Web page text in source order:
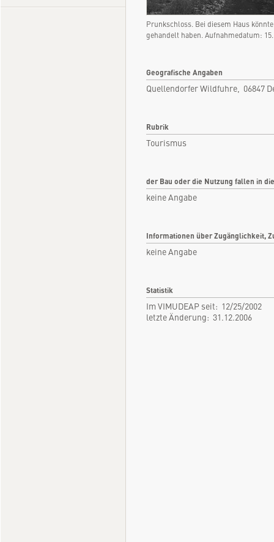
Prunkschloss. Bei diesem Haus
gehandelt haben. Aufnahmedatum:
Geografische Angaben
Quellendorfer Wildfuhre, 06847
Rubrik
Tourismus
der Bau oder die Nutzung fallen in
keine Angabe
Informationen über Zugänglichkeit,
keine Angabe
Statistik
Im VIMUDEAP seit: 12/25/2002
letzte Änderung: 31.12.2006